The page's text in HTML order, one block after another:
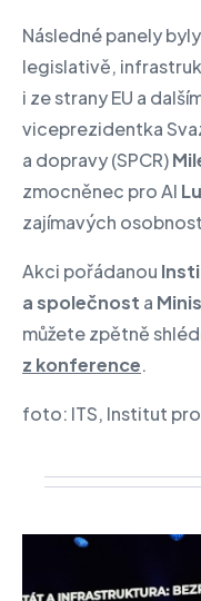
Následné panely
legislativě,
i ze strany EU a
viceprezidentka
a dopravy (SPCR)
zmocněnec pro AI
zajímavých
Akci pořádanou
a společnost a
můžete zpětně
z konference.
foto: ITS, Institut